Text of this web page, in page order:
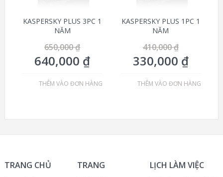
KASPERSKY PLUS 3PC 1
NĂM
650,000₫
640,000 ₫
THÊM VÀO ĐƠN HÀNG
KASPERSKY PLUS 1PC 1
NĂM
410,000₫
330,000 ₫
THÊM VÀO ĐƠN HÀNG
TRANG CHỦ TRANG LỊCH LÀM VIỆC